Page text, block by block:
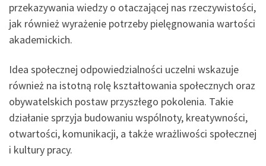
przekazywania wiedzy o otaczającej nas rzeczywistości,
jak również wyrażenie potrzeby pielęgnowania wartości
akademickich.
Idea społecznej odpowiedzialności uczelni wskazuje
również na istotną rolę kształtowania społecznych oraz
obywatelskich postaw przyszłego pokolenia. Takie
działanie sprzyja budowaniu wspólnoty, kreatywności,
otwartości, komunikacji, a także wrażliwości społecznej
i kultury pracy.